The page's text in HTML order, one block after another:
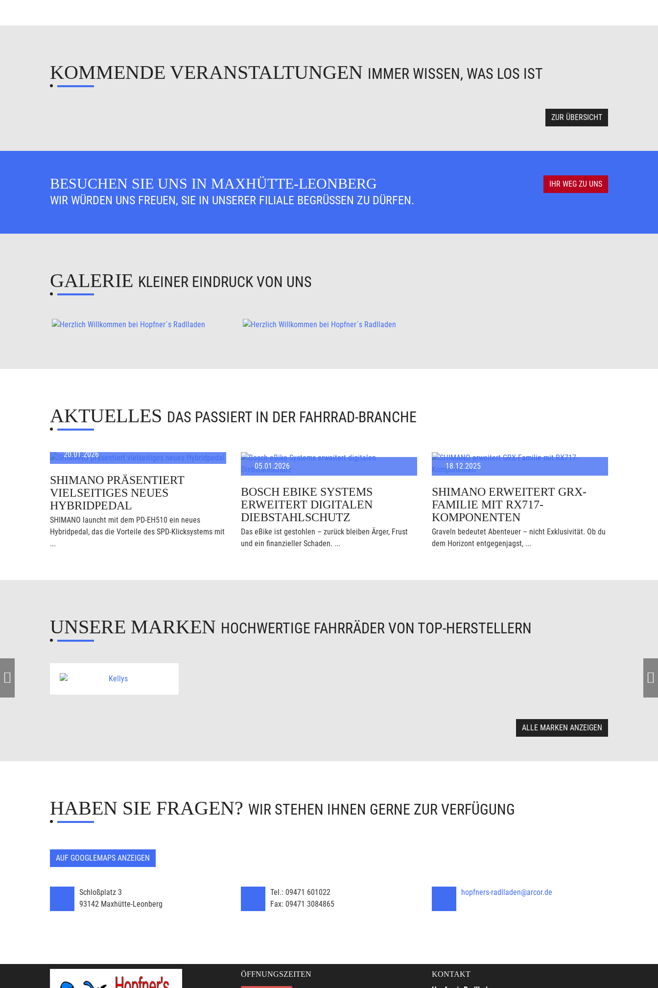
KOMMENDE VERANSTALTUNGEN IMMER WISSEN, WAS LOS IST
ZUR ÜBERSICHT
BESUCHEN SIE UNS IN MAXHÜTTE-LEONBERG
WIR WÜRDEN UNS FREUEN, SIE IN UNSERER FILIALE BEGRÜSSEN ZU DÜRFEN.
IHR WEG ZU UNS
GALERIE KLEINER EINDRUCK VON UNS
AKTUELLES DAS PASSIERT IN DER FAHRRAD-BRANCHE
20.01.2026
SHIMANO PRÄSENTIERT
VIELSEITIGES NEUES
HYBRIDPEDAL
SHIMANO launcht mit dem PD-EH510 ein neues
Hybridpedal, das die Vorteile des SPD-Klicksystems mit
...
05.01.2026
BOSCH EBIKE SYSTEMS
ERWEITERT DIGITALEN
DIEBSTAHLSCHUTZ
Das eBike ist gestohlen – zurück bleiben Ärger, Frust
und ein finanzieller Schaden. ...
18.12.2025
SHIMANO ERWEITERT GRX-
FAMILIE MIT RX717-
KOMPONENTEN
Graveln bedeutet Abenteuer – nicht Exklusivität. Ob du
dem Horizont entgegenjagst, ...
UNSERE MARKEN HOCHWERTIGE FAHRRÄDER VON TOP-HERSTELLERN
ALLE MARKEN ANZEIGEN
HABEN SIE FRAGEN? WIR STEHEN IHNEN GERNE ZUR VERFÜGUNG
AUF GOOGLEMAPS ANZEIGEN
Schloßplatz 3
93142 Maxhütte-Leonberg
Tel.: 09471 601022
Fax: 09471 3084865
hopfners-radlladen@arcor.de
ÖFFNUNGSZEITEN KONTAKT